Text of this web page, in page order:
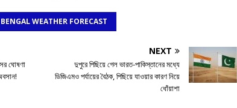
WEATHER FORECAST
ঘোষণা
NEXT
দুপুরে পিছিয়ে গেল ভারত-পাকিস্তানের মধ্যে
ডিজিএমও পর্যায়ের বৈঠক, পিছিয়ে যাওয়ার কারণ নিয়ে
ধোঁয়াশা